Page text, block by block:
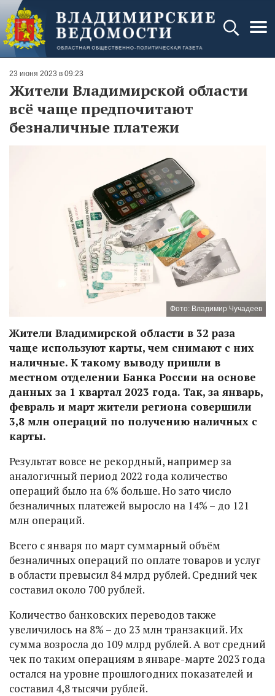
23 июня 2023 в 09:23
Жители Владимирской области
всё чаще предпочитают
безналичные платежи
Фото: Владимир Чучадеев
Жители Владимирской области в 32 раза
чаще используют карты, чем снимают с них
наличные. К такому выводу пришли в
местном отделении Банка России на основе
данных за 1 квартал 2023 года. Так, за январь,
февраль и март жители региона совершили
3,8 млн операций по получению наличных с
карты.
Результат вовсе не рекордный, например за
аналогичный период 2022 года количество
операций было на 6% больше. Но зато число
безналичных платежей выросло на 14% – до 121
млн операций.
Всего с января по март суммарный объём
безналичных операций по оплате товаров и услуг
в области превысил 84 млрд рублей. Средний чек
составил около 700 рублей.
Количество банковских переводов также
увеличилось на 8% – до 23 млн транзакций. Их
сумма возросла до 109 млрд рублей. А вот средний
чек по таким операциям в январе-марте 2023 года
остался на уровне прошлогодних показателей и
составил 4,8 тысячи рублей.